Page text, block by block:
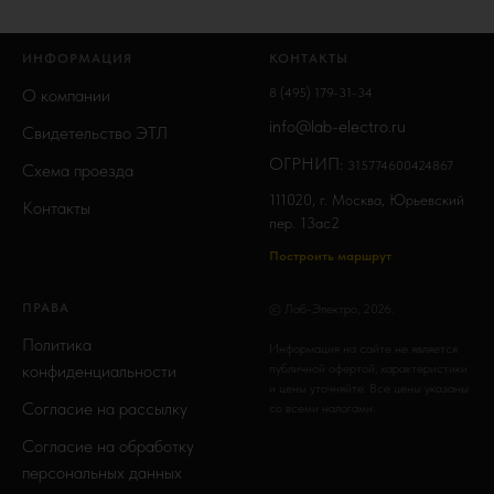
ИНФОРМАЦИЯ
О компании
Свидетельство ЭТЛ
Схема проезда
Контакты
КОНТАКТЫ
8 (495) 179-31-34
info@lab-electro.ru
ОГРНИП: 315774600424867
111020, г. Москва, Юрьевский
пер. 13ас2
Построить маршрут
ПРАВА
Политика
конфиденциальности
Согласие на рассылку
Согласие на обработку
персональных данных
© Лаб-Электро, 2026.
Информация на сайте не является
публичной офертой, характеристики
и цены уточняйте. Все цены указаны
со всеми налогами.